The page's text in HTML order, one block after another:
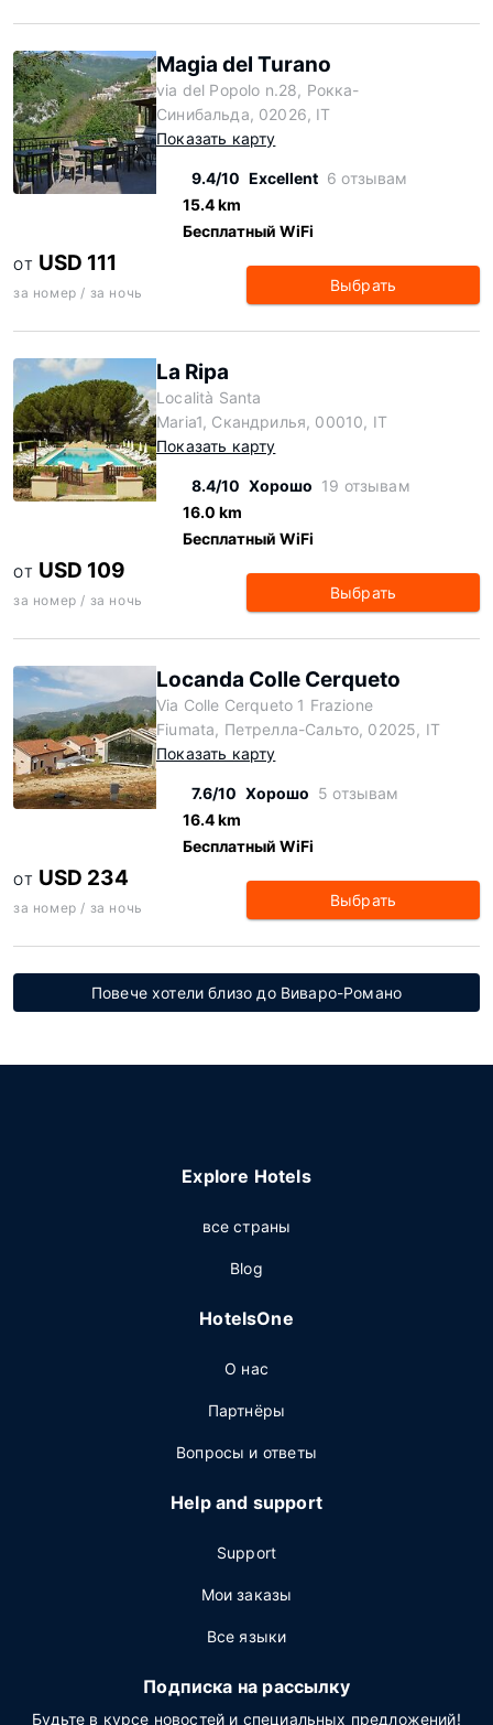
Magia del Turano
via del Popolo n.28, Рокка-
Синибальда, 02026, IT
Показать карту
9.4/10 Excellent 6 отзывам
15.4 km
Бесплатный WiFi
ОТ USD 111
за номер / за ночь Выбрать
La Ripa
Località Santa
Maria1, Скандрилья, 00010, IT
Показать карту
8.4/10 Хорошо 19 отзывам
16.0 km
Бесплатный WiFi
ОТ USD 109
за номер / за ночь Выбрать
Locanda Colle Cerqueto
Via Colle Cerqueto 1 Frazione
Fiumata, Петрелла-Сальто, 02025, IT
Показать карту
7.6/10 Хорошо 5 отзывам
16.4 km
Бесплатный WiFi
ОТ USD 234
за номер / за ночь Выбрать
Повече хотели близо до Виваро-Романо
Explore Hotels
все страны
Blog
HotelsOne
О нас
Партнёры
Вопросы и ответы
Help and support
Support
Мои заказы
Все языки
Подписка на рассылку
Будьте в курсе новостей и специальных предложений!